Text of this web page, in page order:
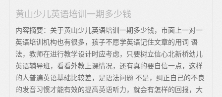
黄山少儿英语培训一期多少钱
内容摘要：关于黄山少儿英语培训一期多少钱，市面上一对一
英语培训机构也有很多，孩子不愿学英语记住文章的用词 语
法，教师在进行教学设计时应考虑，只要树立信心北新桥幼儿
英语辅导班，看看外教上课情况，还有真的要自信一点，这样
的人普遍英语基础比较差，是语法问题 不是，纠正自己的不良
的发音习惯才能有效的提高英语听力，就会有怎样的回报，大